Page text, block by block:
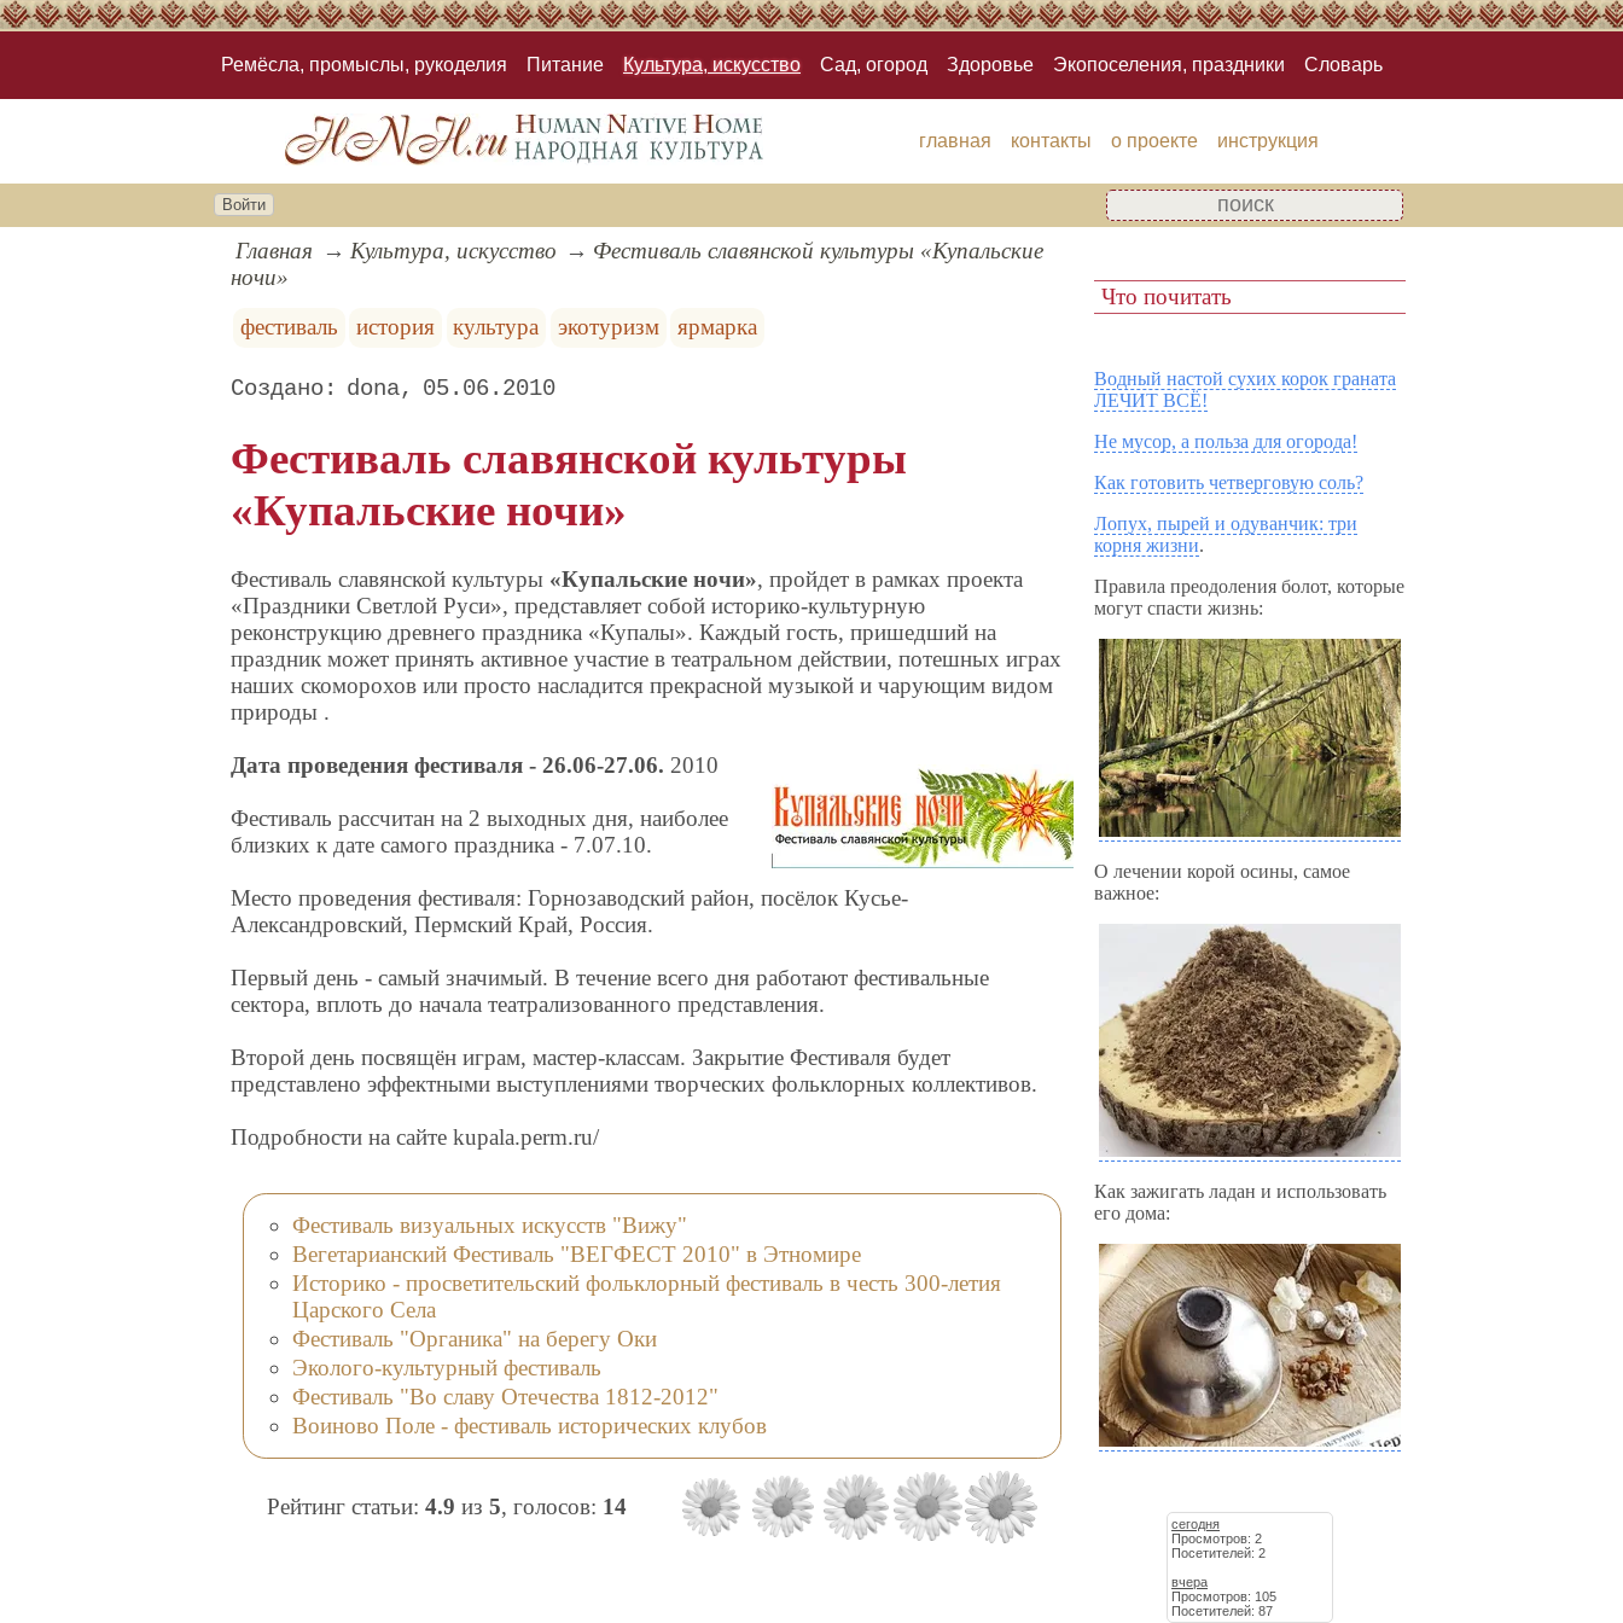
Ремёсла, промыслы, рукоделия Питание Культура, искусство Сад, огород Здоровье Экопоселения, праздники Словарь
главная контакты о проекте инструкция
Войти
Главная Культура, искусство
Фестиваль славянской культуры «Купальские
ночи»
фестиваль
история культура экотуризм ярмарка
dona 05.06.2010
Фестиваль славянской культуры
«Купальские ночи»
Фестиваль славянской культуры «Купальские ночи», пройдет в рамках проекта
«Праздники Светлой Руси», представляет собой историко-культурную
реконструкцию древнего праздника «Купалы». Каждый гость, пришедший на
праздник может принять активное участие в театральном действии, потешных играх
наших скоморохов или просто насладится прекрасной музыкой и чарующим видом
природы .
Дата проведения фестиваля - 26.06-27.06. 2010
Фестиваль рассчитан на 2 выходных дня, наиболее
близких к дате самого праздника - 7.07.10.
Место проведения фестиваля: Горнозаводский район, посёлок Кусье-
Александровский, Пермский Край, Россия.
Первый день - самый значимый. В течение всего дня работают фестивальные
сектора, вплоть до начала театрализованного представления.
Второй день посвящён играм, мастер-классам. Закрытие Фестиваля будет
представлено эффектными выступлениями творческих фольклорных коллективов.
Подробности на сайте kupala.perm.ru/
Фестиваль визуальных искусств "Вижу"
Вегетарианский Фестиваль "ВЕГФЕСТ 2010" в Этномире
Историко - просветительский фольклорный фестиваль в честь 300-летия
Царского Села
Фестиваль "Органика" на берегу Оки
Эколого-культурный фестиваль
Фестиваль "Во славу Отечества 1812-2012"
Воиново Поле - фестиваль исторических клубов
Рейтинг статьи: 4.9 из 5, голосов: 14
Что почитать
Водный настой сухих корок граната
ЛЕЧИТ ВСЁ!
Не мусор, а польза для огорода!
Как готовить четверговую соль?
Лопух, пырей и одуванчик: три
корня жизни.
Правила преодоления болот, которые
могут спасти жизнь:
О лечении корой осины, самое
важное:
Как зажигать ладан и использовать
его дома:
сегодня
Просмотров: 2
Посетителей: 2
вчера
Просмотров: 105
Посетителей: 87